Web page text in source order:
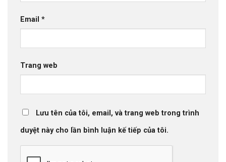
Email *
Trang web
Lưu tên của tôi, email, và trang web trong trình
duyệt này cho lần bình luận kế tiếp của tôi.